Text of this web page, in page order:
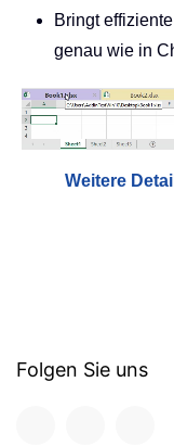
Bringt
genau wie in
Weitere
Folgen Sie uns